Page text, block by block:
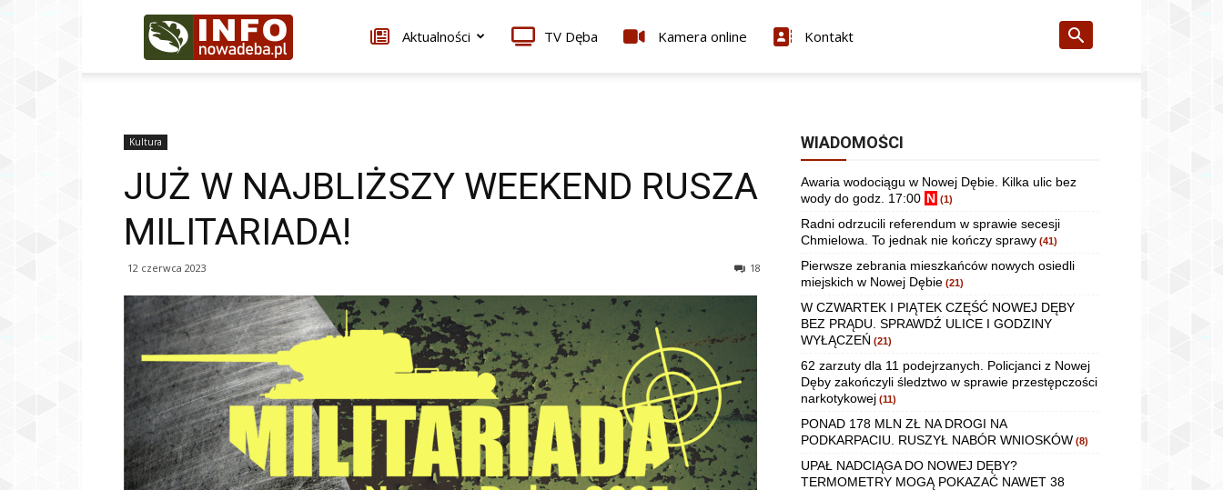
Infonowadeba.pl Aktualności TV Dęba Kamera online Kontakt
Kultura
JUŻ W NAJBLIŻSZY WEEKEND RUSZA
MILITARIADA!
12 czerwca 2023 18
WIADOMOŚCI
Awaria wodociągu w Nowej Dębie. Kilka ulic bez
wody do godz. 17:00 N (1)
Radni odrzucili referendum w sprawie secesji
Chmielowa. To jednak nie kończy sprawy (41)
Pierwsze zebrania mieszkańców nowych osiedli
miejskich w Nowej Dębie (21)
W CZWARTEK I PIĄTEK CZĘŚĆ NOWEJ DĘBY
BEZ PRĄDU. SPRAWDŹ ULICE I GODZINY
WYŁĄCZEŃ (21)
62 zarzuty dla 11 podejrzanych. Policjanci z Nowej
Dęby zakończyli śledztwo w sprawie przestępczości
narkotykowej (11)
PONAD 178 MLN ZŁ NA DROGI NA
PODKARPACIU. RUSZYŁ NABÓR WNIOSKÓW (8)
UPAŁ NADCIĄGA DO NOWEJ DĘBY?
TERMOMETRY MOGĄ POKAZAĆ NAWET 38